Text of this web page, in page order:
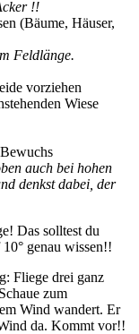
!!
(Bäume, Häuser,
Feldlänge.
vorziehen
Wiese
auch bei hohen
denkst dabei, der
Das solltest du
genau wissen!!
Fliege drei ganz
zum
Wind wandert. Er
da. Kommt vor!!